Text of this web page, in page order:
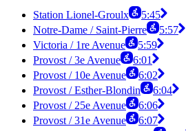
Station Lionel-Groulx
5:45
Notre-Dame / Saint-Pierre
5:57
Victoria / 1re Avenue
5:59
Provost / 3e Avenue
6:01
Provost / 10e Avenue
6:02
Provost / Esther-Blondin
6:04
Provost / 25e Avenue
6:06
Provost / 31e Avenue
6:07